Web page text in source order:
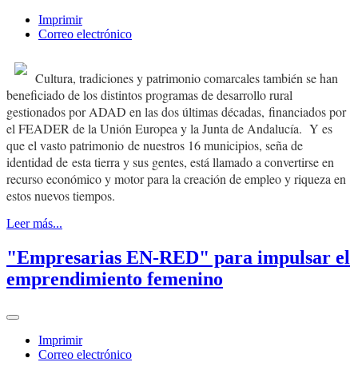
Imprimir
Correo electrónico
Cultura, tradiciones y patrimonio comarcales también se han
beneficiado de los distintos programas de desarrollo rural
gestionados por ADAD en las dos últimas décadas, financiados por
el FEADER de la Unión Europea y la Junta de Andalucía. Y es
que el vasto patrimonio de nuestros 16 municipios, seña de
identidad de esta tierra y sus gentes, está llamado a convertirse en
recurso económico y motor para la creación de empleo y riqueza en
estos nuevos tiempos.
Leer más...
"Empresarias EN-RED" para impulsar el
emprendimiento femenino
Imprimir
Correo electrónico